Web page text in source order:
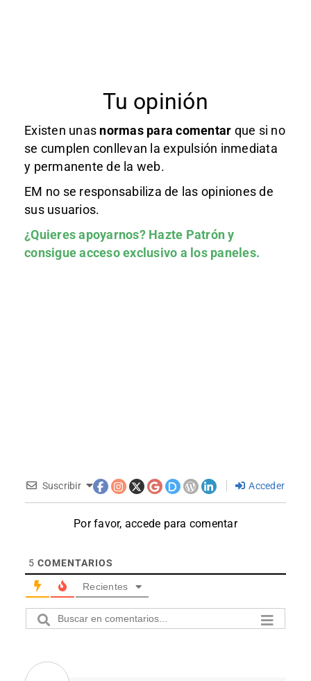
Tu opinión
Existen unas normas para comentar que si no
se cumplen conllevan la expulsión inmediata
y permanente de la web.
EM no se responsabiliza de las opiniones de
sus usuarios.
¿Quieres apoyarnos? Hazte Patróny
consigue acceso exclusivo a los paneles.
Suscribir Acceder
Por favor, accede para comentar
5 COMENTARIOS
Recientes